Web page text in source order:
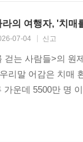
의 여행자, '치매
07-04 신고
는 사람들>의 원
리말 어감은 치매
가운데 5500만 명